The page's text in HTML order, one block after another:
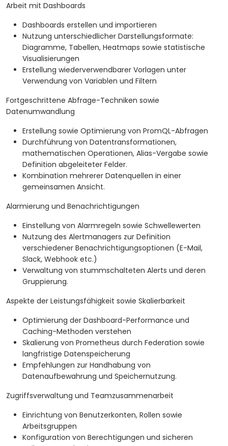
Arbeit mit Dashboards
Dashboards erstellen und importieren
Nutzung unterschiedlicher Darstellungsformate:
Diagramme, Tabellen, Heatmaps sowie statistische
Visualisierungen
Erstellung wiederverwendbarer Vorlagen unter
Verwendung von Variablen und Filtern
Fortgeschrittene Abfrage-Techniken sowie
Datenumwandlung
Erstellung sowie Optimierung von PromQL-Abfragen
Durchführung von Datentransformationen,
mathematischen Operationen, Alias-Vergabe sowie
Definition abgeleiteter Felder.
Kombination mehrerer Datenquellen in einer
gemeinsamen Ansicht.
Alarmierung und Benachrichtigungen
Einstellung von Alarmregeln sowie Schwellewerten
Nutzung des Alertmanagers zur Definition
verschiedener Benachrichtigungsoptionen (E-Mail,
Slack, Webhook etc.)
Verwaltung von stummschalteten Alerts und deren
Gruppierung.
Aspekte der Leistungsfähigkeit sowie Skalierbarkeit
Optimierung der Dashboard-Performance und
Caching-Methoden verstehen
Skalierung von Prometheus durch Federation sowie
langfristige Datenspeicherung
Empfehlungen zur Handhabung von
Datenaufbewahrung und Speichernutzung.
Zugriffsverwaltung und Teamzusammenarbeit
Einrichtung von Benutzerkonten, Rollen sowie
Arbeitsgruppen
Konfiguration von Berechtigungen und sicheren